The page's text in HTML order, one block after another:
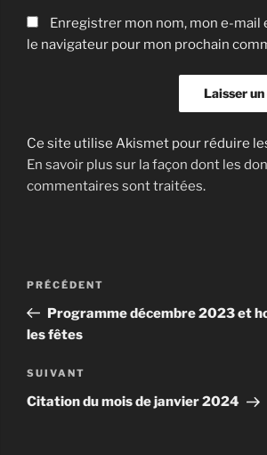
Enregistrer mon nom, mon e-mail
le navigateur pour mon prochain
Ce site utilise Akismet pour réduire
En savoir plus sur la façon dont les
commentaires sont traitées.
Navigation
l’article
Article
précédent
PRÉCÉDENT
Programme décembre 2023 et
les fêtes
Article
suivant
SUIVANT
Citation du mois de janvier 2024